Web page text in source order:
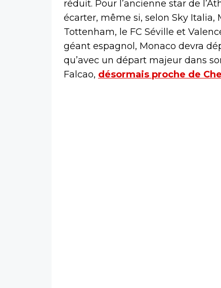
réduit. Pour l’ancienne star de
écarter, même si, selon Sky Italia,
Tottenham, le FC Séville et
géant espagnol, Monaco devra
qu’avec un départ majeur dans
Falcao, désormais proche de